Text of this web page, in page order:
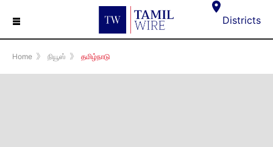
☰ Districts
Home 》 நியூஸ் 》 தமிழ்நாடு